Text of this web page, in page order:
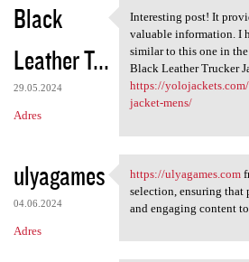
Black
Leather T...
29.05.2024
Adres
Interesting post! It
Interesting post! It
valuable information. I
similar to this one in
Black Leather Trucker
https://
jacket-mens/
ulyagames
04.06.2024
Adres
https://
https://ulyagames.com
selection, ensuring that
and engaging content